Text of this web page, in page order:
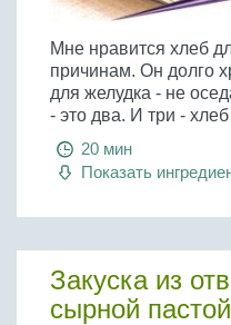
Мне нравится хлеб
причинам. Он долго
для желудка - не
- это два. И три - хлеб
20 мин
Показать
Закуска из
сырной пастой